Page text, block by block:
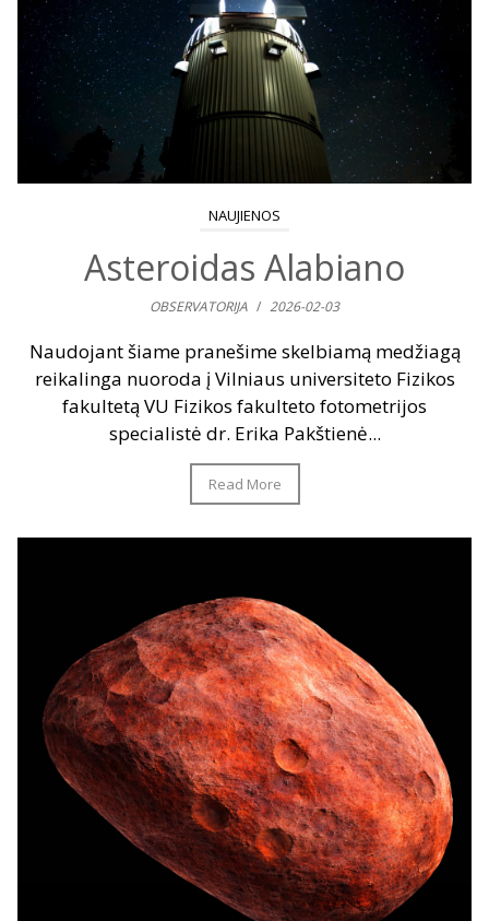
NAUJIENOS
Asteroidas Alabiano
OBSERVATORIJA / 2026-02-03
Naudojant šiame pranešime skelbiamą medžiagą
reikalinga nuoroda į Vilniaus universiteto Fizikos
fakultetą VU Fizikos fakulteto fotometrijos
specialistė dr. Erika Pakštienė...
Read More